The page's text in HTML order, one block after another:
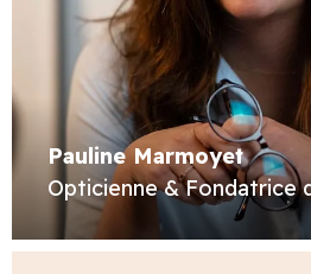
Pauline Marmoyet
Opticienne & Fondatrice